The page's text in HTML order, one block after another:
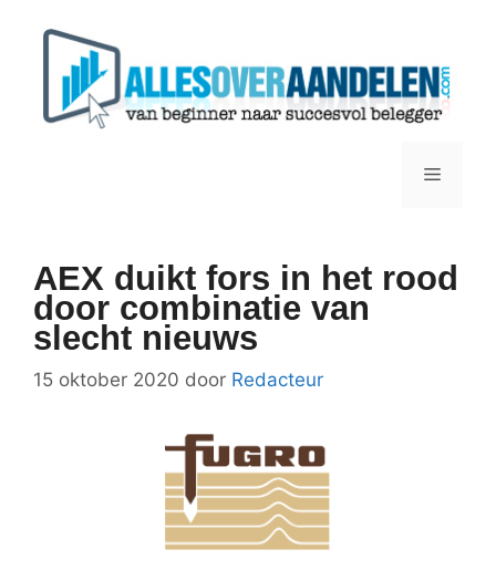
Menu
AEX duikt fors in het rood
door combinatie van
slecht nieuws
15 oktober 2020 door Redacteur